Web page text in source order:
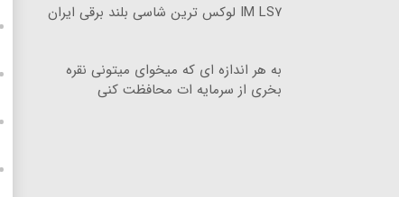
IM LS۷ لوکس ترین شاسی بلند برقی ایران
به هر اندازه ای که میخوای میتونی نقره
بخری از سرمایه ات محافظت کنی